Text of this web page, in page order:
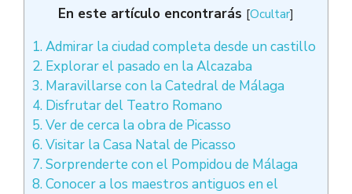
En este artículo encontrarás [Ocultar]
1. Admirar la ciudad completa desde un castillo
2. Explorar el pasado en la Alcazaba
3. Maravillarse con la Catedral de Málaga
4. Disfrutar del Teatro Romano
5. Ver de cerca la obra de Picasso
6. Visitar la Casa Natal de Picasso
7. Sorprenderte con el Pompidou de Málaga
8. Conocer a los maestros antiguos en el